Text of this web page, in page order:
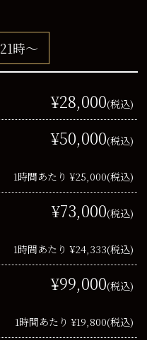
21時～
¥28,000(税込)
¥50,000(税込)
1時間あたり ¥25,000(税込)
¥73,000(税込)
1時間あたり ¥24,333(税込)
¥99,000(税込)
1時間あたり ¥19,800(税込)